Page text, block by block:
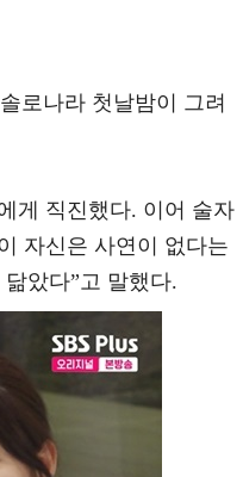
로나라 첫날밤이 그려
게 직진했다. 이어 술자
자신은 사연이 없다는
았다”고 말했다.